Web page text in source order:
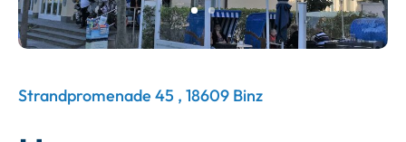
Strandpromenade 45 , 18609 Binz